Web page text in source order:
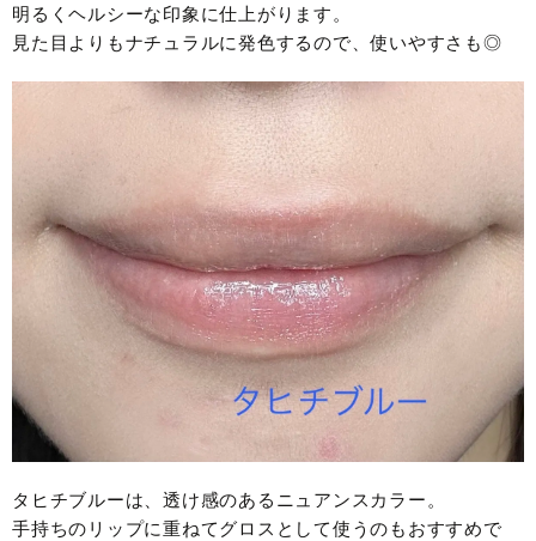
明るくヘルシーな印象に仕上がります。
見た目よりもナチュラルに発色するので、使いやすさも◎
タヒチブルーは、透け感のあるニュアンスカラー。
手持ちのリップに重ねてグロスとして使うのもおすすめで